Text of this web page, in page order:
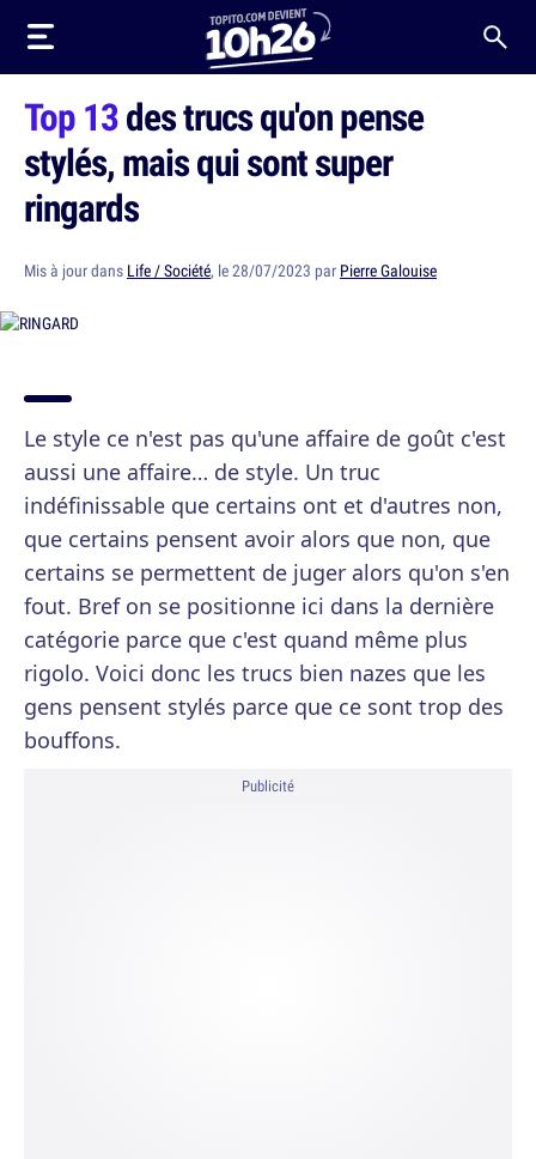
Top 13des trucs qu'on pense
stylés, mais qui sont super
ringards
Mis à jour dans Life / Société, le 28/07/2023 par Pierre Galouise
Le style ce n'est pas qu'une affaire de goût c'est
aussi une affaire… de style. Un truc
indéfinissable que certains ont et d'autres non,
que certains pensent avoir alors que non, que
certains se permettent de juger alors qu'on s'en
fout. Bref on se positionne ici dans la dernière
catégorie parce que c'est quand même plus
rigolo. Voici donc les trucs bien nazes que les
gens pensent stylés parce que ce sont trop des
bouffons.
Publicité